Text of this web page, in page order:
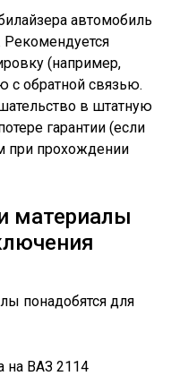
автомобиль
Рекомендуется
(например,
с обратной связью.
в штатную
гарантии (если
при прохождении
материалы
на ВАЗ 2114